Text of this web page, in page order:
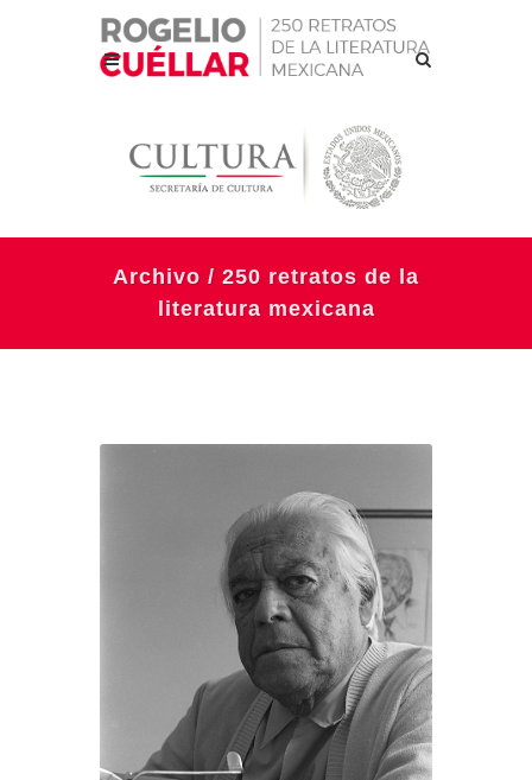
Archivo / 250 retratos de la
literatura mexicana